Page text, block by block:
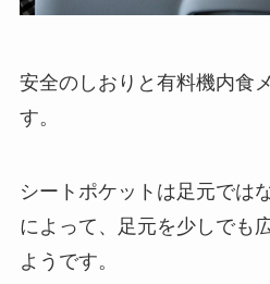
安全のしおりと有料機内食
す。
シートポケットは足元では
によって、足元を少しでも
ようです。